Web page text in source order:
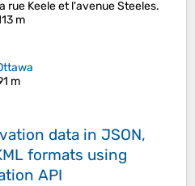
rue Keele et l'avenue Steeles.
m
m
data in JSON,
formats using
API